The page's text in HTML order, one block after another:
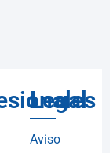
Legal
Aviso